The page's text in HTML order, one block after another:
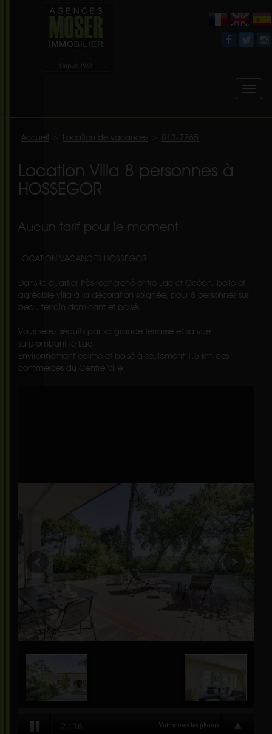
Accueil Location de vacances 813-7765
Location Villa 8 personnes à
HOSSEGOR
Aucun tarif pour le moment
LOCATION VACANCES HOSSEGOR
Dans le quartier très recherché entre Lac et Océan, belle et
agréable villa à la décoration soignée, pour 8 personnes sur
beau terrain dominant et boisé.
Vous serez séduits par sa grande terrasse et sa vue
surplombant le Lac.
Environnement calme et boisé à seulement 1,5 km des
commerces du Centre Ville.